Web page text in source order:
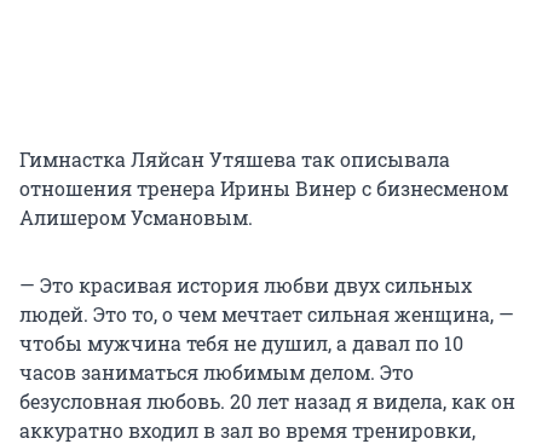
Гимнастка Ляйсан Утяшева так описывала
отношения тренера Ирины Винер с бизнесменом
Алишером Усмановым.
— Это красивая история любви двух сильных
людей. Это то, о чем мечтает сильная женщина, —
чтобы мужчина тебя не душил, а давал по 10
часов заниматься любимым делом. Это
безусловная любовь. 20 лет назад я видела, как он
аккуратно входил в зал во время тренировки,